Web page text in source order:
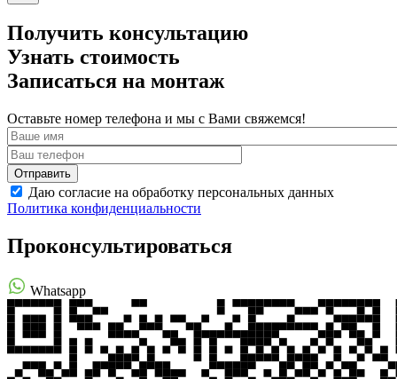
Получить консультацию
Узнать стоимость
Записаться на монтаж
Оставьте номер телефона и мы с Вами свяжемся!
Даю согласие на обработку персональных данных
Политика конфиденциальности
Проконсультироваться
Whatsapp